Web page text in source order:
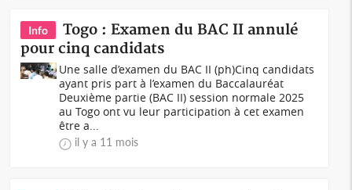
Info
Togo : Examen du BAC II annulé
pour cinq candidats
Une salle d’examen du BAC II (ph)Cinq candidats
ayant pris part à l’examen du Baccalauréat
Deuxième partie (BAC II) session normale 2025
au Togo ont vu leur participation à cet examen
être a...
il y a 11 mois